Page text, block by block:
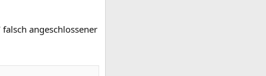
angeschlossener